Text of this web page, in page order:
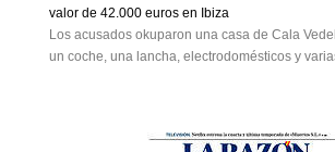
valor de 42.000 euros en Ibiza
Los acusados okuparon una casa de Cala
un coche, una lancha, electrodomésticos y